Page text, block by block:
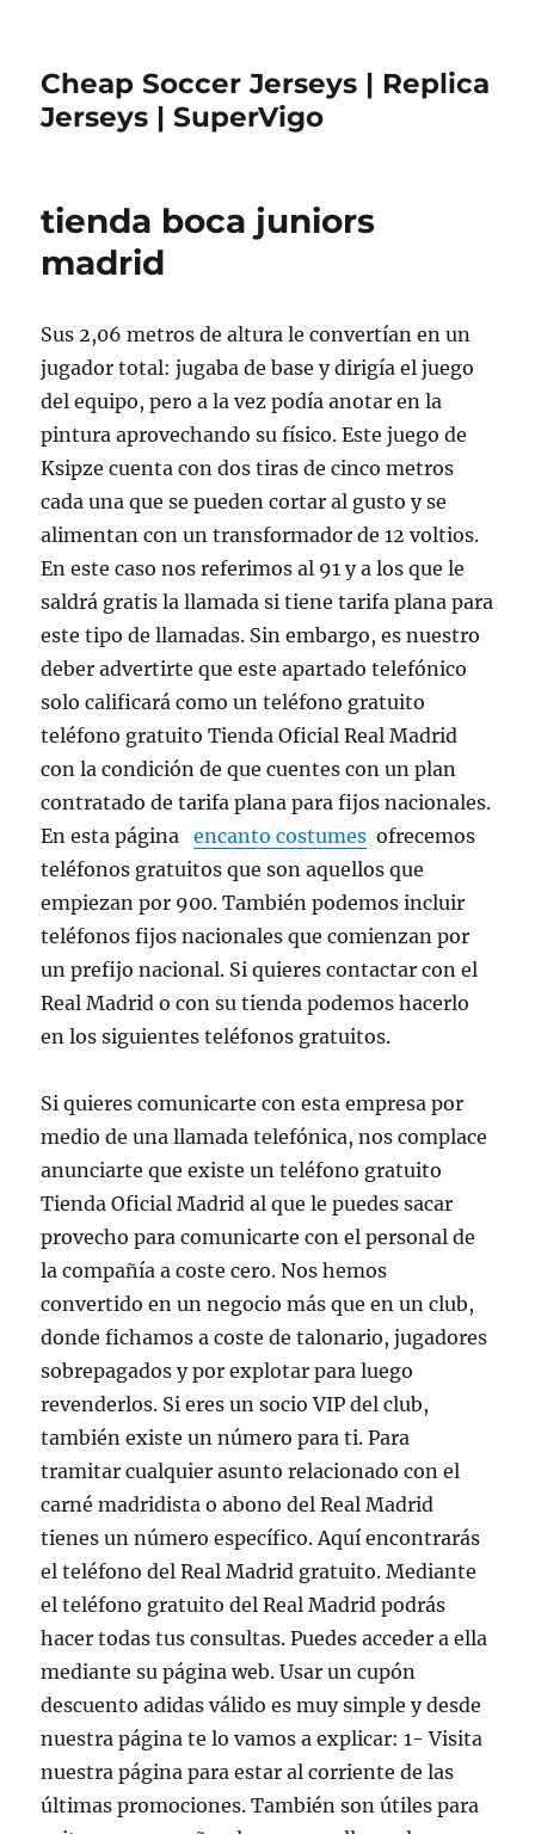
Cheap Soccer Jerseys | Replica
Jerseys | SuperVigo
tienda boca juniors
madrid
Sus 2,06 metros de altura le convertían en un
jugador total: jugaba de base y dirigía el juego
del equipo, pero a la vez podía anotar en la
pintura aprovechando su físico. Este juego de
Ksipze cuenta con dos tiras de cinco metros
cada una que se pueden cortar al gusto y se
alimentan con un transformador de 12 voltios.
En este caso nos referimos al 91 y a los que le
saldrá gratis la llamada si tiene tarifa plana para
este tipo de llamadas. Sin embargo, es nuestro
deber advertirte que este apartado telefónico
solo calificará como un teléfono gratuito
teléfono gratuito Tienda Oficial Real Madrid
con la condición de que cuentes con un plan
contratado de tarifa plana para fijos nacionales.
En esta páginaencanto costumes ofrecemos
teléfonos gratuitos que son aquellos que
empiezan por 900. También podemos incluir
teléfonos fijos nacionales que comienzan por
un prefijo nacional. Si quieres contactar con el
Real Madrid o con su tienda podemos hacerlo
en los siguientes teléfonos gratuitos.
Si quieres comunicarte con esta empresa por
medio de una llamada telefónica, nos complace
anunciarte que existe un teléfono gratuito
Tienda Oficial Madrid al que le puedes sacar
provecho para comunicarte con el personal de
la compañía a coste cero. Nos hemos
convertido en un negocio más que en un club,
donde fichamos a coste de talonario, jugadores
sobrepagados y por explotar para luego
revenderlos. Si eres un socio VIP del club,
también existe un número para ti. Para
tramitar cualquier asunto relacionado con el
carné madridista o abono del Real Madrid
tienes un número específico. Aquí encontrarás
el teléfono del Real Madrid gratuito. Mediante
el teléfono gratuito del Real Madrid podrás
hacer todas tus consultas. Puedes acceder a ella
mediante su página web. Usar un cupón
descuento adidas válido es muy simple y desde
nuestra página te lo vamos a explicar: 1- Visita
nuestra página para estar al corriente de las
últimas promociones. También son útiles para